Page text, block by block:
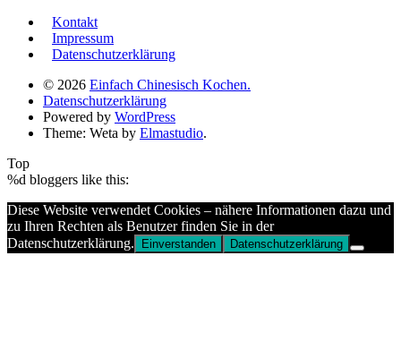
Kontakt
Impressum
Datenschutzerklärung
© 2026 Einfach Chinesisch Kochen.
Datenschutzerklärung
Powered by WordPress
Theme: Weta by Elmastudio.
Top
%d bloggers like this:
Diese Website verwendet Cookies – nähere Informationen dazu und
zu Ihren Rechten als Benutzer finden Sie in der
Datenschutzerklärung.
Einverstanden Datenschutzerklärung